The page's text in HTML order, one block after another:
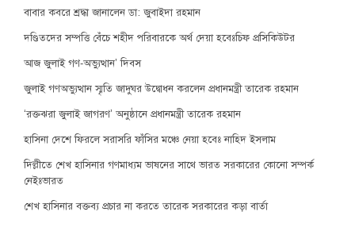
বাবার কবরে শ্রদ্ধা জানালেন ডা: জুবাইদা রহমান
দণ্ডিতদের সম্পত্তি বেঁচে শহীদ পরিবারকে অর্থ দেয়া হবেঃচিফ প্রসিকিউটর
আজ জুলাই গণ-অভ্যুত্থান’ দিবস
জুলাই গণঅভ্যুত্থান স্মৃতি জাদুঘর উদ্বোধন করলেন প্রধানমন্ত্রী তারেক রহমান
‘রক্তঝরা জুলাই জাগরণ’ অনুষ্ঠানে প্রধানমন্ত্রী তারেক রহমান
হাসিনা দেশে ফিরলে সরাসরি ফাঁসির মঞ্চে নেয়া হবেঃ নাহিদ ইসলাম
দিল্লীতে শেখ হাসিনার গণমাধ্যম ভাষনের সাথে ভারত সরকারের কোনো সম্পর্ক
নেইঃভারত
শেখ হাসিনার বক্তব্য প্রচার না করতে তারেক সরকারের কড়া বার্তা